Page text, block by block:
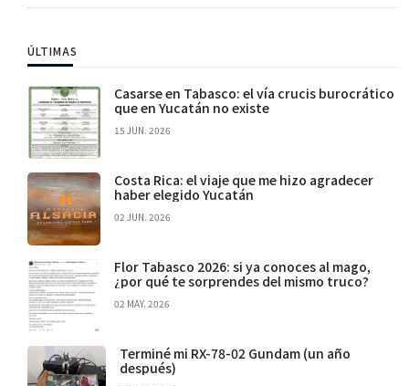
ÚLTIMAS
Casarse en Tabasco: el vía crucis burocrático
que en Yucatán no existe
15 JUN. 2026
Costa Rica: el viaje que me hizo agradecer
haber elegido Yucatán
02 JUN. 2026
Flor Tabasco 2026: si ya conoces al mago,
¿por qué te sorprendes del mismo truco?
02 MAY. 2026
Terminé mi RX-78-02 Gundam (un año
después)